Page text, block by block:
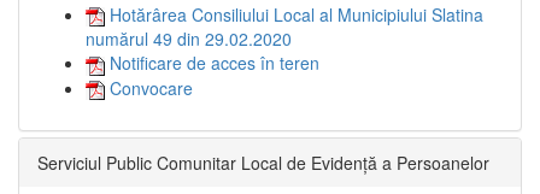
Hotărârea Consiliului Local al Municipiului Slatina
numărul 49 din 29.02.2020
Notificare de acces în teren
Convocare
Serviciul Public Comunitar Local de Evidență a Persoanelor